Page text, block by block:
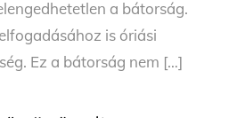
a bátorság.
is óriási
Ez a bátorság nem […]